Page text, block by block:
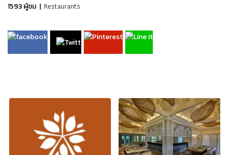
1593 ผู้ชม | Restaurants